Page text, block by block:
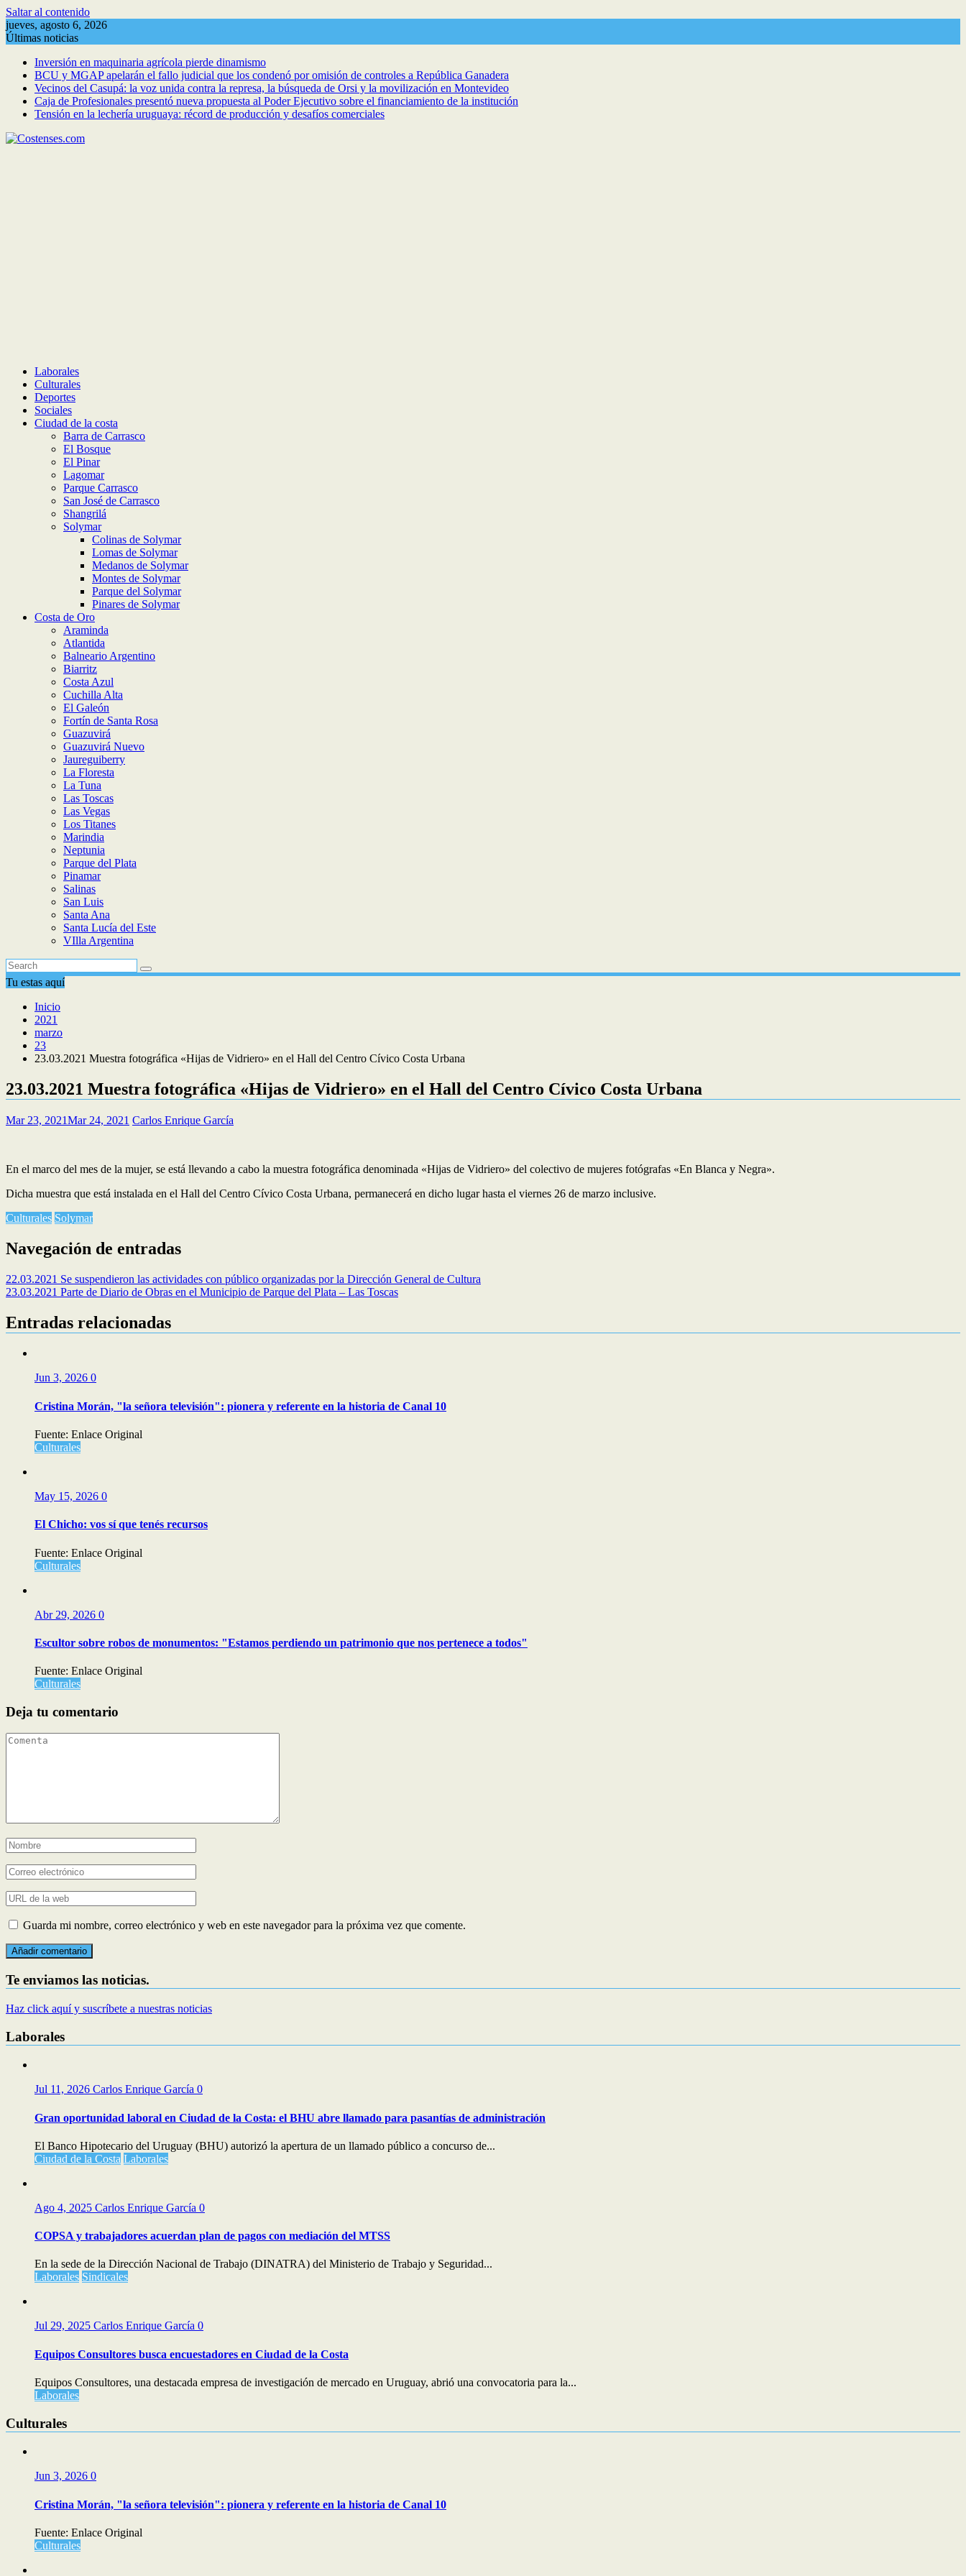
Saltar al contenido
jueves, agosto 6, 2026
Últimas noticias
Inversión en maquinaria agrícola pierde dinamismo
BCU y MGAP apelarán el fallo judicial que los condenó por omisión de controles a República Ganadera
Vecinos del Casupá: la voz unida contra la represa, la búsqueda de Orsi y la movilización en Montevideo
Caja de Profesionales presentó nueva propuesta al Poder Ejecutivo sobre el financiamiento de la institución
Tensión en la lechería uruguaya: récord de producción y desafíos comerciales
Laborales
Culturales
Deportes
Sociales
Ciudad de la costa
Barra de Carrasco
El Bosque
El Pinar
Lagomar
Parque Carrasco
San José de Carrasco
Shangrilá
Solymar
Colinas de Solymar
Lomas de Solymar
Medanos de Solymar
Montes de Solymar
Parque del Solymar
Pinares de Solymar
Costa de Oro
Araminda
Atlantida
Balneario Argentino
Biarritz
Costa Azul
Cuchilla Alta
El Galeón
Fortín de Santa Rosa
Guazuvirá
Guazuvirá Nuevo
Jaureguiberry
La Floresta
La Tuna
Las Toscas
Las Vegas
Los Titanes
Marindia
Neptunia
Parque del Plata
Pinamar
Salinas
San Luis
Santa Ana
Santa Lucía del Este
VIlla Argentina
Tu estas aquí
Inicio
2021
marzo
23
23.03.2021 Muestra fotográfica «Hijas de Vidriero» en el Hall del Centro Cívico Costa Urbana
23.03.2021 Muestra fotográfica «Hijas de Vidriero» en el Hall del Centro Cívico Costa Urbana
Mar 23, 2021Mar 24, 2021 Carlos Enrique García
En el marco del mes de la mujer, se está llevando a cabo la muestra fotográfica denominada «Hijas de Vidriero» del colectivo de mujeres fotógrafas «En Blanca y Negra».
Dicha muestra que está instalada en el Hall del Centro Cívico Costa Urbana, permanecerá en dicho lugar hasta el viernes 26 de marzo inclusive.
Culturales Solymar
Navegación de entradas
22.03.2021 Se suspendieron las actividades con público organizadas por la Dirección General de Cultura
23.03.2021 Parte de Diario de Obras en el Municipio de Parque del Plata – Las Toscas
Entradas relacionadas
Jun 3, 2026 0
Cristina Morán, "la señora televisión": pionera y referente en la historia de Canal 10
Fuente: Enlace Original
Culturales
May 15, 2026 0
El Chicho: vos sí que tenés recursos
Fuente: Enlace Original
Culturales
Abr 29, 2026 0
Escultor sobre robos de monumentos: "Estamos perdiendo un patrimonio que nos pertenece a todos"
Fuente: Enlace Original
Culturales
Deja tu comentario
Guarda mi nombre, correo electrónico y web en este navegador para la próxima vez que comente.
Te enviamos las noticias.
Haz click aquí y suscríbete a nuestras noticias
Laborales
Jul 11, 2026 Carlos Enrique García 0
Gran oportunidad laboral en Ciudad de la Costa: el BHU abre llamado para pasantías de administración
El Banco Hipotecario del Uruguay (BHU) autorizó la apertura de un llamado público a concurso de...
Ciudad de la Costa Laborales
Ago 4, 2025 Carlos Enrique García 0
COPSA y trabajadores acuerdan plan de pagos con mediación del MTSS
En la sede de la Dirección Nacional de Trabajo (DINATRA) del Ministerio de Trabajo y Seguridad...
Laborales Sindicales
Jul 29, 2025 Carlos Enrique García 0
Equipos Consultores busca encuestadores en Ciudad de la Costa
Equipos Consultores, una destacada empresa de investigación de mercado en Uruguay, abrió una convocatoria para la...
Laborales
Culturales
Jun 3, 2026 0
Cristina Morán, "la señora televisión": pionera y referente en la historia de Canal 10
Fuente: Enlace Original
Culturales